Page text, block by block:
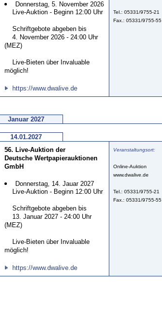
Donnerstag, 5. November 2026
Live-Auktion - Beginn 12:00 Uhr
Schriftgebote abgeben bis
4. November 2026 - 24:00 Uhr
(MEZ)
Live-Bieten über Invaluable
möglich!
https://www.dwalive.de
Tel.: 05331/9755-21
Fax.: 05331/9755-55
Januar 2027
14.01.2027
56. Live-Auktion der
Deutsche Wertpapierauktionen
GmbH
Donnerstag, 14. Jauar 2027
Live-Auktion - Beginn 12:00 Uhr
Schriftgebote abgeben bis
13. Januar 2027 - 24:00 Uhr
(MEZ)
Live-Bieten über Invaluable
möglich!
https://www.dwalive.de
Veranstaltungsort:
Online-Auktion
www.dwalive.de
Tel.: 05331/9755-21
Fax.: 05331/9755-55